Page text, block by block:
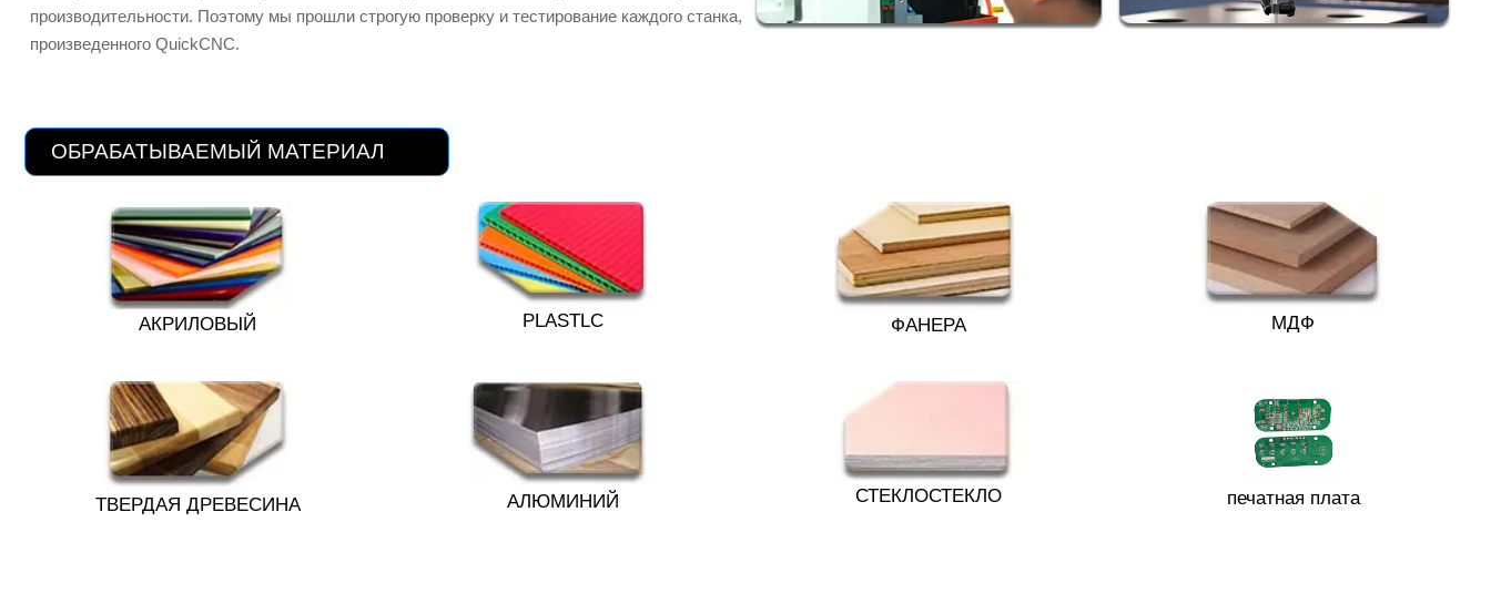
производительности. Поэтому мы прошли строгую проверку и тестирование каждого станка,
произведенного QuickCNC.
ОБРАБАТЫВАЕМЫЙ МАТЕРИАЛ
АКРИЛОВЫЙ PLASTLC ФАНЕРА МДФ
ТВЕРДАЯ ДРЕВЕСИНА АЛЮМИНИЙ СТЕКЛОСТЕКЛО печатная плата